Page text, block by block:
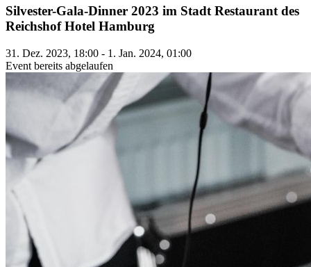
Silvester-Gala-Dinner 2023 im Stadt Restaurant des
Reichshof Hotel Hamburg
31. Dez. 2023, 18:00 - 1. Jan. 2024, 01:00
Event bereits abgelaufen